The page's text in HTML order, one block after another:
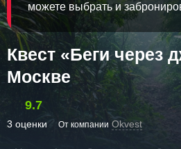
можете выбрать и
Квест «Беги через
Москве
9.7
3 оценки От компании Okvest